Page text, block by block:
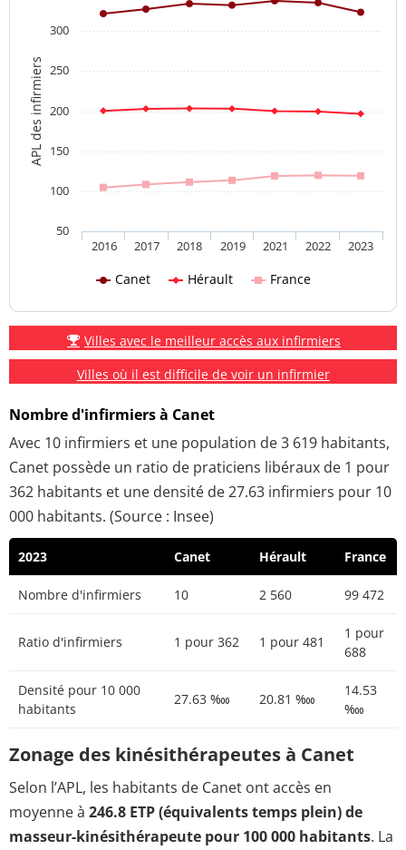
APL des infirmiers
Canet Hérault France
2016 2017 2018 2019 2021 2022 2023
50
100
150
200
250
300
Villes avec le meilleur accès aux infirmiers
Villes où il est difficile de voir un infirmier
Nombre d'infirmiers à Canet
Avec 10 infirmiers et une population de 3 619 habitants,
Canet possède un ratio de praticiens libéraux de 1 pour
362 habitants et une densité de 27.63 infirmiers pour 10
000 habitants. (Source : Insee)
2023 Canet Hérault France
Nombre d'infirmiers 10 2 560 99 472
Ratio d'infirmiers 1 pour 362 1 pour 481
1 pour
688
Densité pour 10 000
habitants
27.63 ‱ 20.81 ‱
14.53
‱
Zonage des kinésithérapeutes à Canet
Selon l’APL, les habitants de Canet ont accès en
moyenne à 246.8 ETP (équivalents temps plein) de
masseur-kinésithérapeute pour 100 000 habitants. La